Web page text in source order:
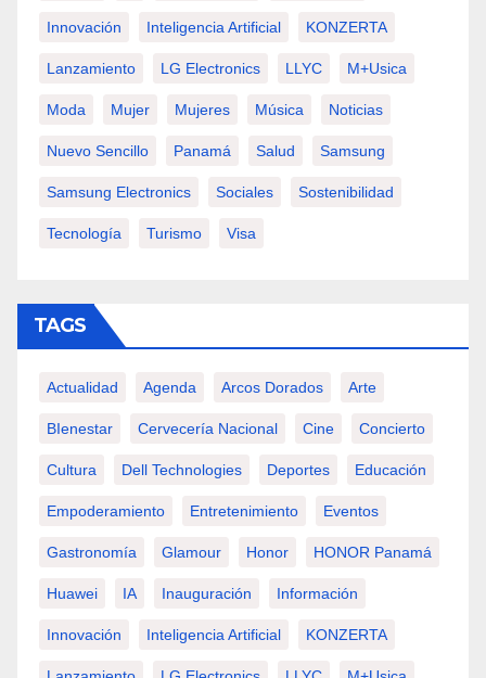
Innovación Inteligencia Artificial KONZERTA
Lanzamiento LG Electronics LLYC M+usica
Moda Mujer Mujeres Música Noticias
Nuevo Sencillo Panamá Salud Samsung
Samsung Electronics Sociales Sostenibilidad
Tecnología Turismo Visa
TAGS
Actualidad Agenda Arcos Dorados Arte
BIenestar Cervecería Nacional Cine Concierto
Cultura Dell Technologies Deportes Educación
Empoderamiento Entretenimiento Eventos
Gastronomía Glamour Honor HONOR Panamá
Huawei IA Inauguración Información
Innovación Inteligencia Artificial KONZERTA